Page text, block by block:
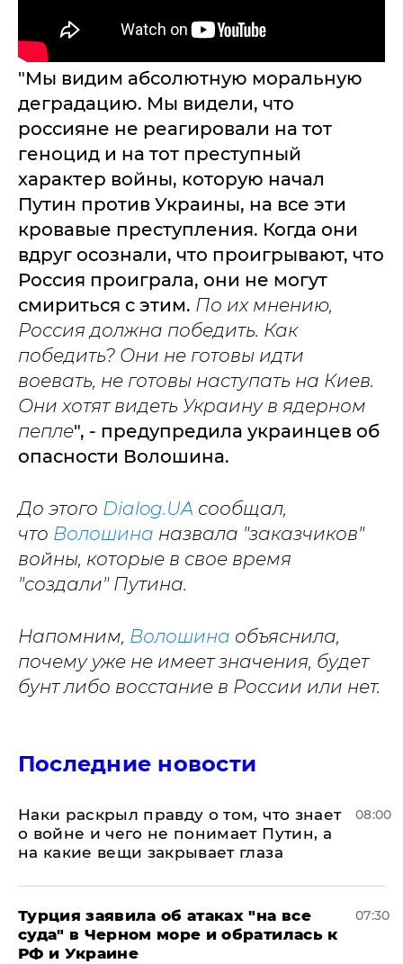
"Мы видим абсолютную моральную
деградацию. Мы видели, что
россияне не реагировали на тот
геноцид и на тот преступный
характер войны, которую начал
Путин против Украины, на все эти
кровавые преступления. Когда они
вдруг осознали, что проигрывают, что
Россия проиграла, они не могут
смириться с этим. По их мнению,
Россия должна победить. Как
победить? Они не готовы идти
воевать, не готовы наступать на Киев.
Они хотят видеть Украину в ядерном
пепле", - предупредила украинцев об
опасности Волошина.
До этого Dialog.UA сообщал,
что Волошина назвала "заказчиков"
войны, которые в свое время
"создали" Путина.
Напомним, Волошина объяснила,
почему уже не имеет значения, будет
бунт либо восстание в России или нет.
Последние новости
Наки раскрыл правду о том, что знает
о войне и чего не понимает Путин, а
на какие вещи закрывает глаза
08:00
Турция заявила об атаках "на все
суда" в Черном море и обратилась к
РФ и Украине
07:30